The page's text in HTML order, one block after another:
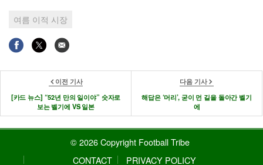
여름 이적 시장
이전 기사
[카드 뉴스] “52년 만의 일이야” 숫자로
보는 벨기에 VS 일본
다음 기사
해답은 ‘머리’, 굳이 먼 길을 돌아간 벨기
에
© 2026 Copyright Football Tribe
CONTACT
PRIVACY POLICY